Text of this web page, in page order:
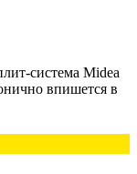
система Midea
впишется в